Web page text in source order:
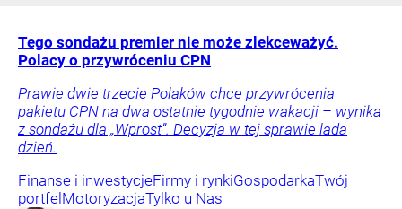
Tego sondażu premier nie może zlekceważyć.
Polacy o przywróceniu CPN
Prawie dwie trzecie Polaków chce przywrócenia
pakietu CPN na dwa ostatnie tygodnie wakacji – wynika
z sondażu dla „Wprost”. Decyzja w tej sprawie lada
dzień.
Finanse i inwestycjeFirmy i rynkiGospodarkaTwój
portfel MotoryzacjaTylko u Nas